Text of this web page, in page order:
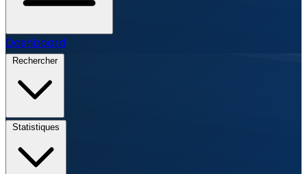
Dashboard
Rechercher
Statistiques